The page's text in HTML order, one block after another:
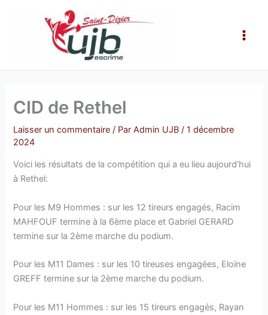
CID de Rethel
Laisser un commentaire / ParAdmin UJB/1 décembre
2024
Voici les résultats de la compétition qui a eu lieu aujourd’hui
à Rethel:
Pour les M9 Hommes : sur les 12 tireurs engagés, Racim
MAHFOUF termine à la 6ème place et Gabriel GERARD
termine sur la 2ème marche du podium.
Pour les M11 Dames : sur les 10 tireuses engagées, Eloïne
GREFF termine sur la 2ème marche du podium.
Pour les M11 Hommes : sur les 15 tireurs engagés, Rayan